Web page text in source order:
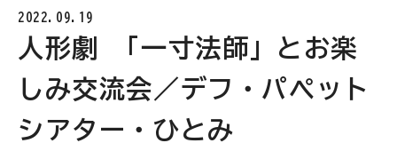
2022.09.19
人形劇 「一寸法師」とお楽
しみ交流会／デフ・パペット
シアター・ひとみ